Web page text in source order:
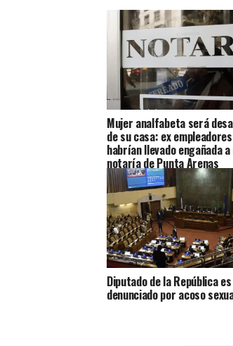
Mujer analfabeta será
de su casa: ex
habrían llevado engañada a
notaría de Punta Arenas
Diputado de la República es
denunciado por acoso